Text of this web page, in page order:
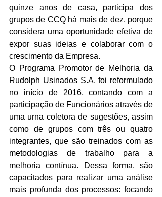
quinze anos de casa, participa dos
grupos de CCQ há mais de dez, porque
considera uma oportunidade efetiva de
expor suas ideias e colaborar com o
crescimento da Empresa.
O Programa Promotor de Melhoria da
Rudolph Usinados S.A. foi reformulado
no início de 2016, contando com a
participação de Funcionários através de
uma urna coletora de sugestões, assim
como de grupos com três ou quatro
integrantes, que são treinados com as
metodologias de trabalho para a
melhoria contínua. Dessa forma, são
capacitados para realizar uma análise
mais profunda dos processos: focando